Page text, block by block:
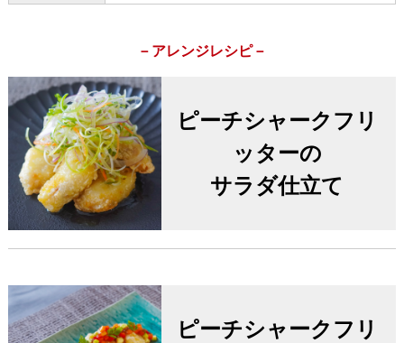
－アレンジレシピ－
ピーチシャークフリ
ッターの
サラダ仕立て
ピーチシャークフリ